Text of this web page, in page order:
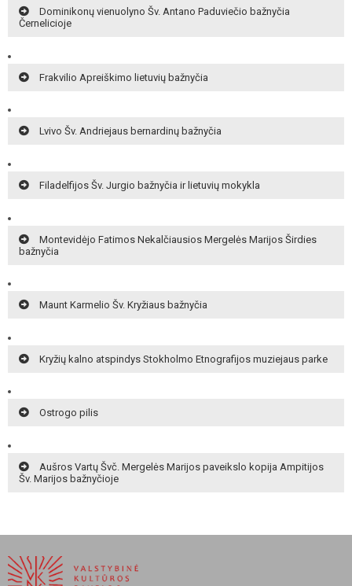
Dominikonų vienuolyno Šv. Antano Paduviečio bažnyčia
Černelicioje
Frakvilio Apreiškimo lietuvių bažnyčia
Lvivo Šv. Andriejaus bernardinų bažnyčia
Filadelfijos Šv. Jurgio bažnyčia ir lietuvių mokykla
Montevidėjo Fatimos Nekalčiausios Mergelės Marijos Širdies
bažnyčia
Maunt Karmelio Šv. Kryžiaus bažnyčia
Kryžių kalno atspindys Stokholmo Etnografijos muziejaus parke
Ostrogo pilis
Aušros Vartų Švč. Mergelės Marijos paveikslo kopija Ampitijos
Šv. Marijos bažnyčioje